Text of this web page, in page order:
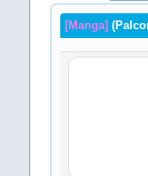
[Manga]